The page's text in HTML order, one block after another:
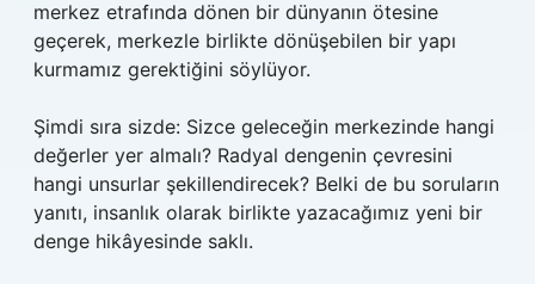
merkez etrafında dönen bir dünyanın ötesine
geçerek, merkezle birlikte dönüşebilen bir yapı
kurmamız gerektiğini söylüyor.
Şimdi sıra sizde: Sizce geleceğin merkezinde hangi
değerler yer almalı? Radyal dengenin çevresini
hangi unsurlar şekillendirecek? Belki de bu soruların
yanıtı, insanlık olarak birlikte yazacağımız yeni bir
denge hikâyesinde saklı.